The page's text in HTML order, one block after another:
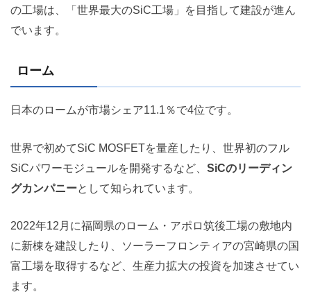
の工場は、「世界最大のSiC工場」を目指して建設が進ん
でいます。
ローム
日本のロームが市場シェア11.1％で4位です。
世界で初めてSiC MOSFETを量産したり、世界初のフル
SiCパワーモジュールを開発するなど、 SiCのリーディン
グカンパニーとして知られています。
2022年12月に福岡県のローム・アポロ筑後工場の敷地内
に新棟を建設したり、ソーラーフロンティアの宮崎県の国
富工場を取得するなど、生産力拡大の投資を加速させてい
ます。